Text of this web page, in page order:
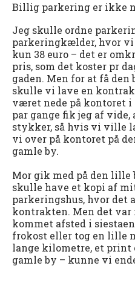
Billig parkering er ikke
Jeg skulle ordne
parkeringkælder, hvor vi
kun 38 euro – det er
pris, som det koster pr
gaden. Men for at få
skulle vi lave en
været nede på kontoret
par gange fik jeg af
stykker, så hvis vi ville
vi over på kontoret på
gamle by.
Mor gik med på den
skulle have et kopi af
parkeringshus, hvor det
kontrakten. Men det
kommet afsted i
frokost eller tog en lille
lange kilometre, et print
gamle by – kunne vi